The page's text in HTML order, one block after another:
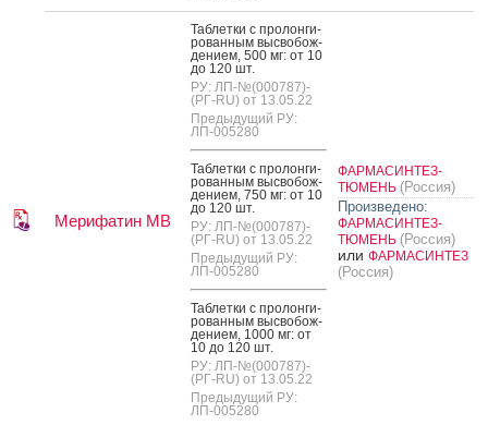
Мерифатин МВ
Таб­летки с про­лон­ги­
рован­ным выс­во­бож­
де­ни­ем, 500 мг: от 10
до 120 шт.
РУ: ЛП-№(000787)-
(РГ-RU) от 13.05.22
Предыдущий РУ:
ЛП-005280
Таб­летки с про­лон­ги­
рован­ным выс­во­бож­
де­ни­ем, 750 мг: от 10
до 120 шт.
РУ: ЛП-№(000787)-
(РГ-RU) от 13.05.22
Предыдущий РУ:
ЛП-005280
Таб­летки с про­лон­ги­
рован­ным выс­во­бож­
де­ни­ем, 1000 мг: от
10 до 120 шт.
РУ: ЛП-№(000787)-
(РГ-RU) от 13.05.22
Предыдущий РУ:
ЛП-005280
ФАРМАСИНТЕЗ-
ТЮМЕНЬ (Россия)
Произведено:
ФАРМАСИНТЕЗ-
ТЮМЕНЬ (Россия)
или ФАРМАСИНТЕЗ
(Россия)